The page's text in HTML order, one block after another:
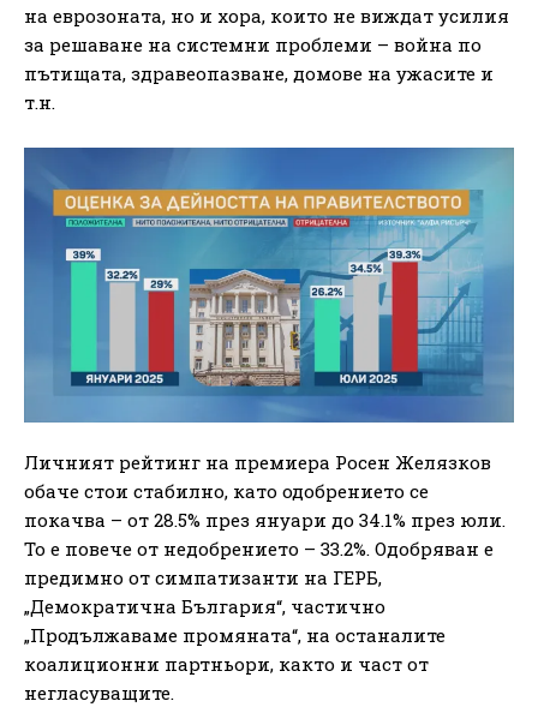
на еврозоната, но и хора, които не виждат усилия
за решаване на системни проблеми – война по
пътищата, здравеопазване, домове на ужасите и
т.н.
Личният рейтинг на премиера Росен Желязков
обаче стои стабилно, като одобрението се
покачва – от 28.5% през януари до 34.1% през юли.
То е повече от недобрението – 33.2%. Одобряван е
предимно от симпатизанти на ГЕРБ,
„Демократична България“, частично
„Продължаваме промяната“, на останалите
коалиционни партньори, както и част от
негласуващите.